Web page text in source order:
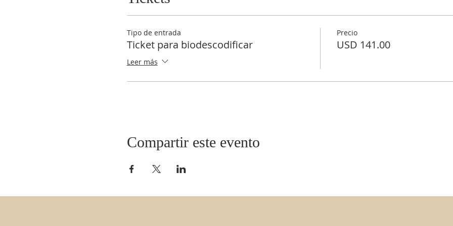
Tipo de entrada
Ticket para biodescodificar
Leer más
Precio
USD 141.00
Compartir este evento